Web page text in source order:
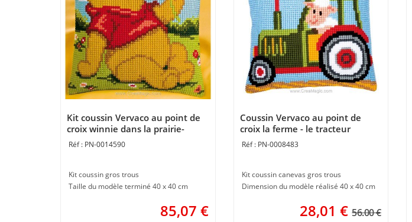
Kit coussin Vervaco au point de
croix winnie dans la prairie-
disneyPN-0014590
Kit coussin gros trous
Taille du modèle terminé 40 x 40 cm
85,07 €
Coussin Vervaco au point de
croix la ferme - le tracteur
PN-0008483
Kit coussin canevas gros trous
Dimension du modèle réalisé 40 x 40 cm
28,01 € 56.00 €